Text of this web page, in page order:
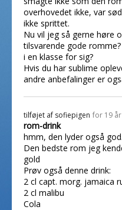
overhovedet ikke, var
ikke sprittet.
Nu vil jeg så gerne høre
tilsvarende gode
i en klasse for sig?
Hvis du har sublime
andre anbefalinger er
tilføjet af sofiepigen for 19
rom-drink
hmm, den lyder også
Den bedste rom jeg
gold
Prøv også denne drink:
2 cl capt. morg. jamaica
2 cl malibu
Cola